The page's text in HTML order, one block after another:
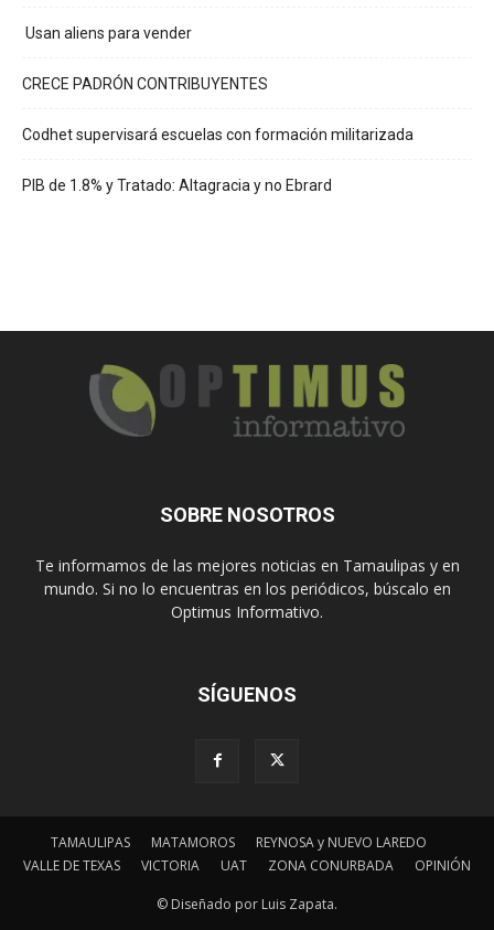
Usan aliens para vender
CRECE PADRÓN CONTRIBUYENTES
Codhet supervisará escuelas con formación militarizada
PIB de 1.8% y Tratado: Altagracia y no Ebrard
SOBRE NOSOTROS
Te informamos de las mejores noticias en Tamaulipas y en
mundo. Si no lo encuentras en los periódicos, búscalo en
Optimus Informativo.
SÍGUENOS
TAMAULIPAS MATAMOROS
REYNOSA y NUEVO LAREDO
VALLE DE TEXAS
VICTORIA UAT ZONA CONURBADA OPINIÓN
© Diseñado por Luis Zapata.